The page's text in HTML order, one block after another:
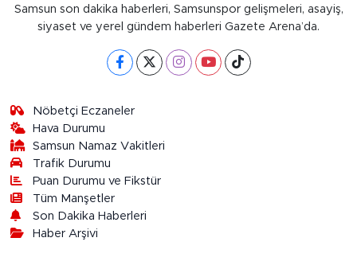
Samsun son dakika haberleri, Samsunspor gelişmeleri, asayiş,
siyaset ve yerel gündem haberleri Gazete Arena’da.
Nöbetçi Eczaneler
Hava Durumu
Samsun Namaz Vakitleri
Trafik Durumu
Puan Durumu ve Fikstür
Tüm Manşetler
Son Dakika Haberleri
Haber Arşivi